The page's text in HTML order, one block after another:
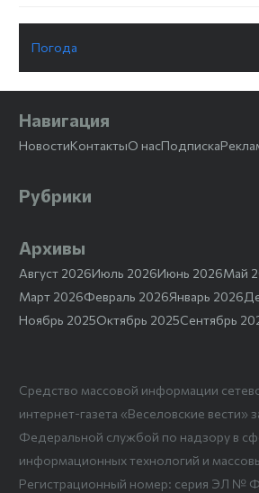
Погода
Навигация
НовостиКонтактыО насПодписка
Рубрики
Архивы
Август 2026Июль 2026Июнь 2026Май
Март 2026Февраль 2026Январь 2026
Ноябрь 2025Октябрь 2025Сентябрь
Средство массовой информации
интернет-газета «Веселовские вести»
Федеральной службой по надзору в
информационных технологий и
Регистрационный номер: серия ЭЛ №